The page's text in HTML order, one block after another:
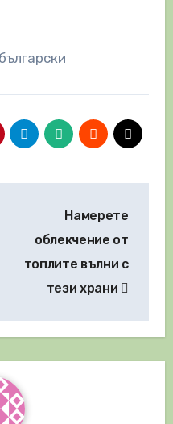
Намерете
облекчение от
топлите вълни с
тези храни